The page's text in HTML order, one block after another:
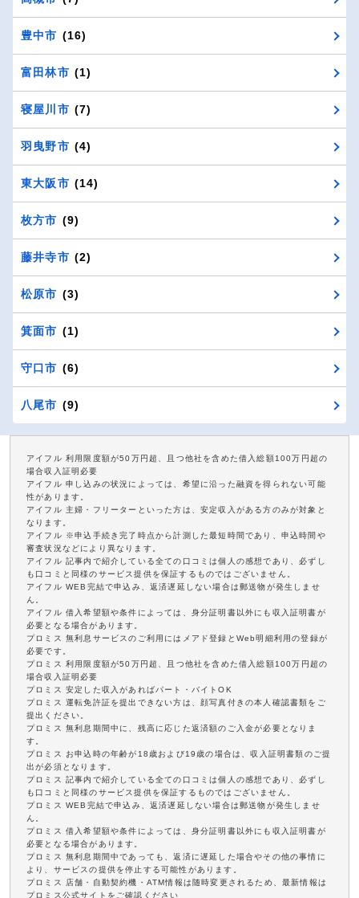
豊中市 (16)
富田林市 (1)
寝屋川市 (7)
羽曳野市 (4)
東大阪市 (14)
枚方市 (9)
藤井寺市 (2)
松原市 (3)
箕面市 (1)
守口市 (6)
八尾市 (9)
アイフル 利用限度額が50万円超、且つ他社を含めた借入総額100万円超の
場合収入証明必要
アイフル 申し込みの状況によっては、希望に沿った融資を得られない可能
性があります。
アイフル 主婦・フリーターといった方は、安定収入がある方のみが対象と
なります。
アイフル ※申込手続き完了時点から計測した最短時間であり、申込時間や
審査状況などにより異なります。
アイフル 記事内で紹介している全ての口コミは個人の感想であり、必ずし
も口コミと同様のサービス提供を保証するものではございません。
アイフル WEB完結で申込み、返済遅延しない場合は郵送物が発生しませ
ん。
アイフル 借入希望額や条件によっては、身分証明書以外にも収入証明書が
必要となる場合があります。
プロミス 無利息サービスのご利用にはメアド登録とWeb明細利用の登録が
必要です。
プロミス 利用限度額が50万円超、且つ他社を含めた借入総額100万円超の
場合収入証明必要
プロミス 安定した収入があればパート・バイトOK
プロミス 運転免許証を提出できない方は、顔写真付きの本人確認書類をご
提出ください。
プロミス 無利息期間中に、残高に応じた返済額のご入金が必要となりま
す。
プロミス お申込時の年齢が18歳および19歳の場合は、収入証明書類のご提
出が必須となります。
プロミス 記事内で紹介している全ての口コミは個人の感想であり、必ずし
も口コミと同様のサービス提供を保証するものではございません。
プロミス WEB完結で申込み、返済遅延しない場合は郵送物が発生しませ
ん。
プロミス 借入希望額や条件によっては、身分証明書以外にも収入証明書が
必要となる場合があります。
プロミス 無利息期間中であっても、返済に遅延した場合やその他の事情に
より、サービスの提供を停止する可能性があります。
プロミス 店舗・自動契約機・ATM情報は随時変更されるため、最新情報は
プロミス公式サイトをご確認ください